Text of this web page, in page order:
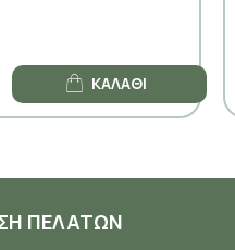
ΚΑΛΆΘΙ
ΠΕΛΑΤΏΝ